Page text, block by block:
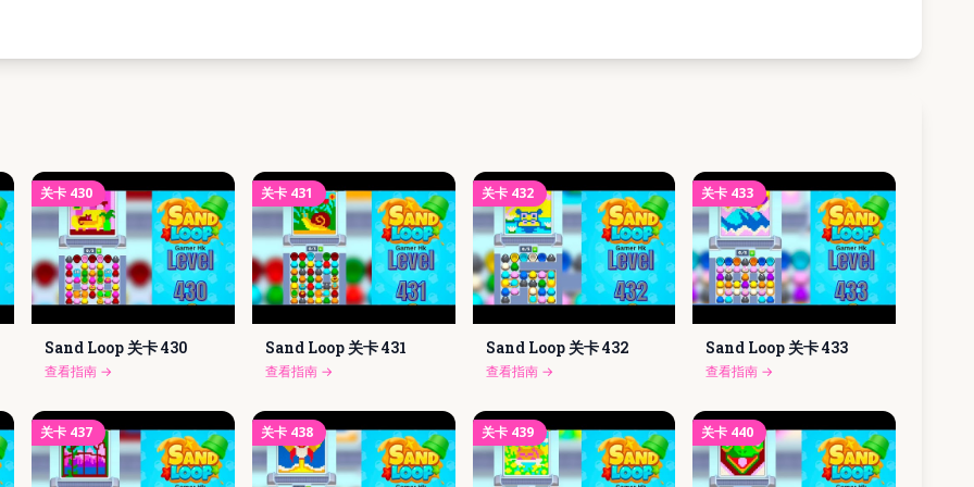
关卡 430
Sand Loop 关卡430
查看指南 →
关卡 431
Sand Loop 关卡431
查看指南→
关卡 432
Sand Loop 关卡432
查看指南→
关卡 433
Sand Loop 关卡433
查看指南 →
关卡 437 关卡 438 关卡 439 关卡 440